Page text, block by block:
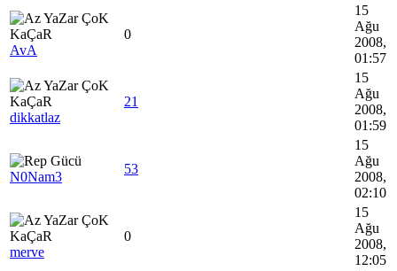
AvA
0
15
Ağu
2008,
01:57
dikkatlaz
21
15
Ağu
2008,
01:59
N0Nam3
53
15
Ağu
2008,
02:10
merve
0
15
Ağu
2008,
12:05